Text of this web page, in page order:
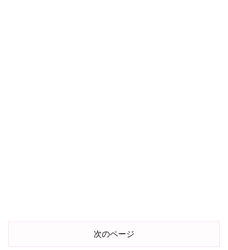
次のページ